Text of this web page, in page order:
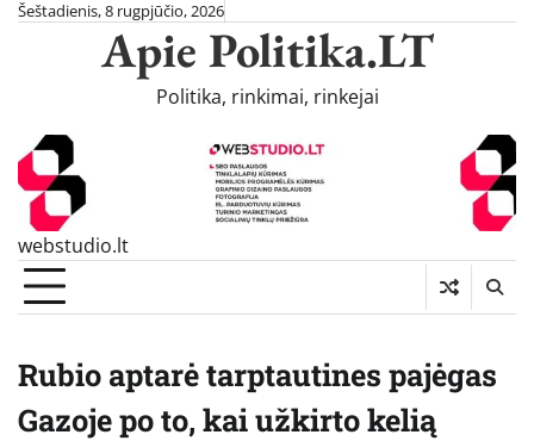
SkipŠeštadienis, 8 rugpjūčio, 2026
Apie Politika.LT
Politika, rinkimai, rinkejai
webstudio.lt
Rubio aptarė tarptautines pajėgas
Gazoje po to, kai užkirto kelią